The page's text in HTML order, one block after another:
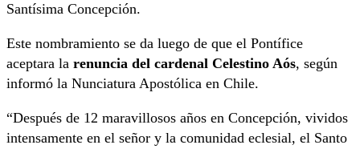
Santísima Concepción.
Este nombramiento se da luego de que el Pontífice
aceptara la renuncia del cardenal Celestino Aós, según
informó la Nunciatura Apostólica en Chile.
“Después de 12 maravillosos años en Concepción, vividos
intensamente en el señor y la comunidad eclesial, el Santo